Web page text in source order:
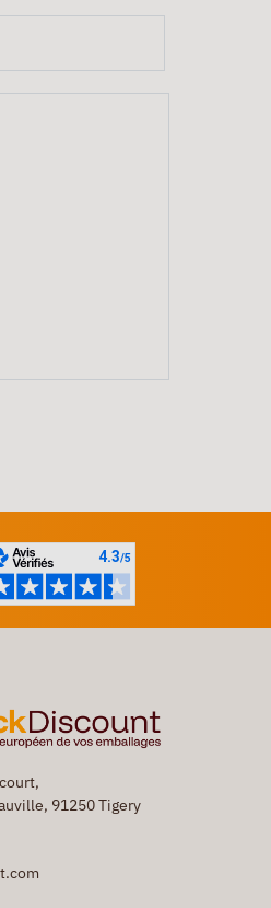
91250 Tigery